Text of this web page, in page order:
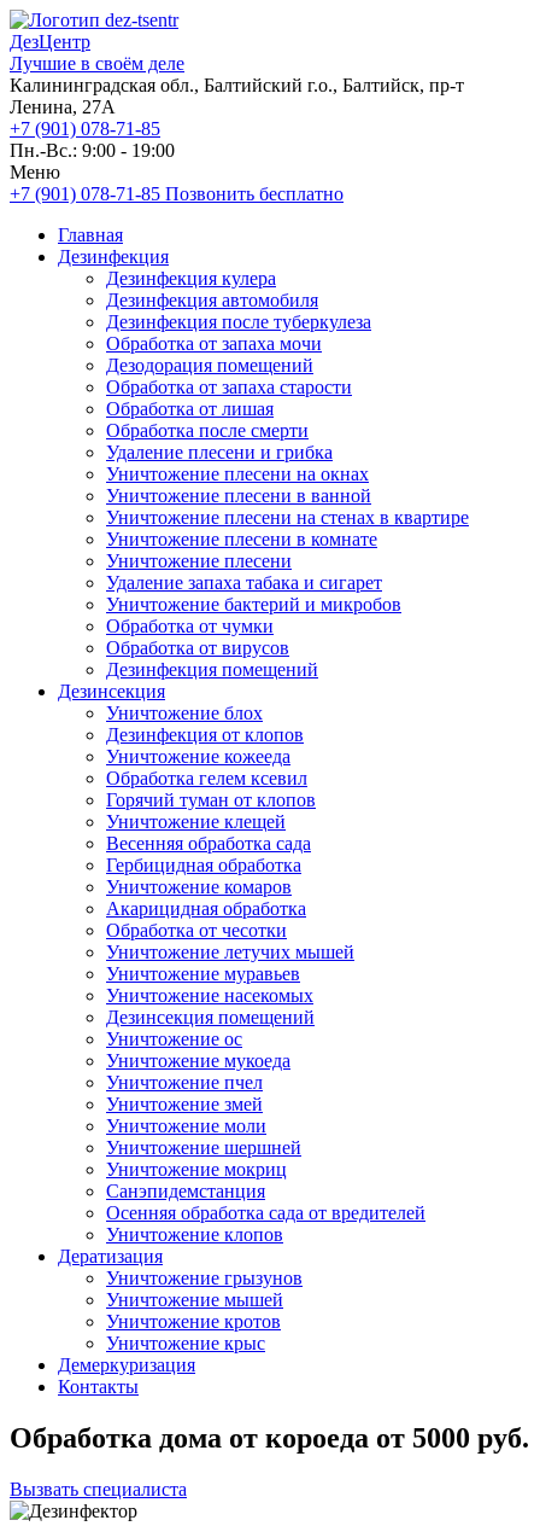
ДезЦентр
Лучшие в своём деле
Калининградская обл., Балтийский г.о., Балтийск, пр-т
Ленина, 27А
+7 (901) 078-71-85
Пн.-Вс.: 9:00 - 19:00
Меню
+7 (901) 078-71-85 Позвонить бесплатно
Главная
Дезинфекция
Дезинфекция кулера
Дезинфекция автомобиля
Дезинфекция после туберкулеза
Обработка от запаха мочи
Дезодорация помещений
Обработка от запаха старости
Обработка от лишая
Обработка после смерти
Удаление плесени и грибка
Уничтожение плесени на окнах
Уничтожение плесени в ванной
Уничтожение плесени на стенах в квартире
Уничтожение плесени в комнате
Уничтожение плесени
Удаление запаха табака и сигарет
Уничтожение бактерий и микробов
Обработка от чумки
Обработка от вирусов
Дезинфекция помещений
Дезинсекция
Уничтожение блох
Дезинфекция от клопов
Уничтожение кожееда
Обработка гелем ксевил
Горячий туман от клопов
Уничтожение клещей
Весенняя обработка сада
Гербицидная обработка
Уничтожение комаров
Акарицидная обработка
Обработка от чесотки
Уничтожение летучих мышей
Уничтожение муравьев
Уничтожение насекомых
Дезинсекция помещений
Уничтожение ос
Уничтожение мукоеда
Уничтожение пчел
Уничтожение змей
Уничтожение моли
Уничтожение шершней
Уничтожение мокриц
Санэпидемстанция
Осенняя обработка сада от вредителей
Уничтожение клопов
Дератизация
Уничтожение грызунов
Уничтожение мышей
Уничтожение кротов
Уничтожение крыс
Демеркуризация
Контакты
Обработка дома от короеда от 5000 руб.
Вызвать специалиста